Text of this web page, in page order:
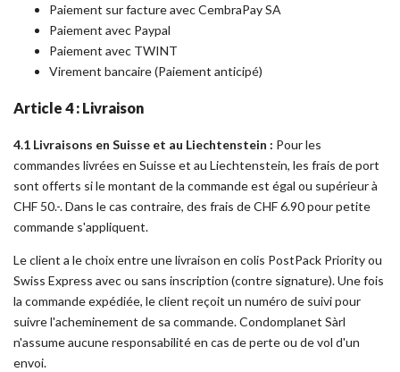
Paiement sur facture avec CembraPay SA
Paiement avec Paypal
Paiement avec TWINT
Virement bancaire (Paiement anticipé)
Article 4 : Livraison
4.1 Livraisons en Suisse et au Liechtenstein : Pour les
commandes livrées en Suisse et au Liechtenstein, les frais de port
sont offerts si le montant de la commande est égal ou supérieur à
CHF 50.-. Dans le cas contraire, des frais de CHF 6.90 pour petite
commande s'appliquent.
Le client a le choix entre une livraison en colis PostPack Priority ou
Swiss Express avec ou sans inscription (contre signature). Une fois
la commande expédiée, le client reçoit un numéro de suivi pour
suivre l'acheminement de sa commande. Condomplanet Sàrl
n'assume aucune responsabilité en cas de perte ou de vol d'un
envoi.